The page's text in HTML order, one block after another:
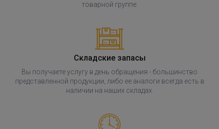
товарной группе.
Складские запасы
Вы получаете услугу в день обращения - большинство
представленной продукции, либо ее аналоги всегда есть в
наличии на наших складах.